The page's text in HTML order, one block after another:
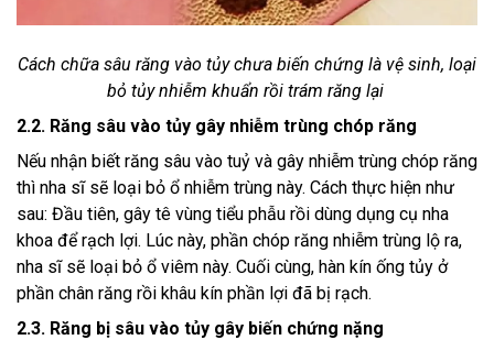
Cách chữa sâu răng vào tủy chưa biến chứng là vệ sinh, loại
bỏ tủy nhiễm khuẩn rồi trám răng lại
2.2. Răng sâu vào tủy gây nhiễm trùng chóp răng
Nếu nhận biết răng sâu vào tuỷ và gây nhiễm trùng chóp răng
thì nha sĩ sẽ loại bỏ ổ nhiễm trùng này. Cách thực hiện như
sau: Đầu tiên, gây tê vùng tiểu phẫu rồi dùng dụng cụ nha
khoa để rạch lợi. Lúc này, phần chóp răng nhiễm trùng lộ ra,
nha sĩ sẽ loại bỏ ổ viêm này. Cuối cùng, hàn kín ống tủy ở
phần chân răng rồi khâu kín phần lợi đã bị rạch.
2.3. Răng bị sâu vào tủy gây biến chứng nặng